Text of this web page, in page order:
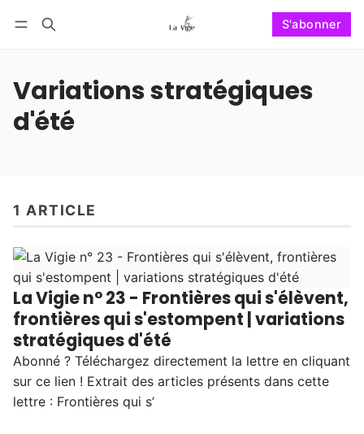
S'abonner
Variations stratégiques
d'été
1 ARTICLE
La Vigie n° 23 - Frontières qui s'élèvent,
frontières qui s'estompent | variations
stratégiques d'été
Abonné ? Téléchargez directement la lettre en cliquant
sur ce lien ! Extrait des articles présents dans cette
lettre : Frontières qui s’